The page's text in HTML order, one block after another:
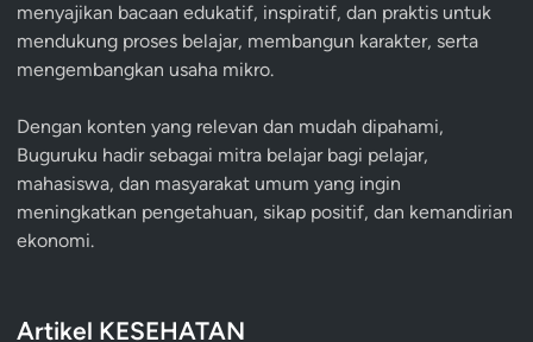
menyajikan bacaan edukatif, inspiratif, dan praktis untuk
mendukung proses belajar, membangun karakter, serta
mengembangkan usaha mikro.
Dengan konten yang relevan dan mudah dipahami,
Buguruku hadir sebagai mitra belajar bagi pelajar,
mahasiswa, dan masyarakat umum yang ingin
meningkatkan pengetahuan, sikap positif, dan kemandirian
ekonomi.
Artikel KESEHATAN